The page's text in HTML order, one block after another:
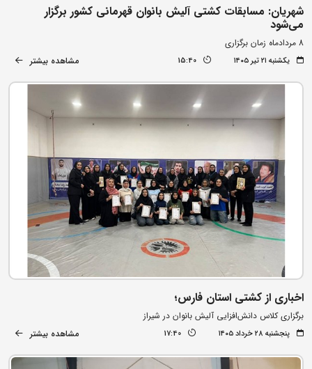
شهریان: مسابقات کشتی آلیش بانوان قهرمانی کشور برگزار
می‌شود
8 مردادماه زمان برگزاری
یکشنبه ۲۱ تیر ۱۴۰۵ 15:40 مشاهده بیشتر
اخباری از کشتی استان فارس؛
برگزاری کلاس دانش‌افزایی آلیش بانوان در شیراز
پنجشنبه ۲۸ خرداد ۱۴۰۵ 17:40 مشاهده بیشتر